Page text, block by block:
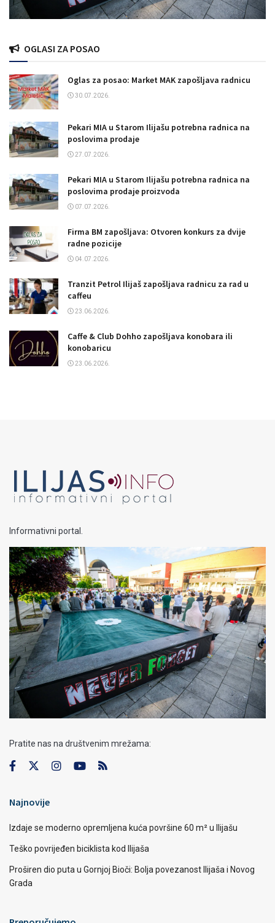
OGLASI ZA POSAO
Oglas za posao: Market MAK zapošljava radnicu
30.07.2026.
Pekari MIA u Starom Ilijašu potrebna radnica na
poslovima prodaje
27.07.2026.
Pekari MIA u Starom Ilijašu potrebna radnica na
poslovima prodaje proizvoda
07.07.2026.
Firma BM zapošljava: Otvoren konkurs za dvije
radne pozicije
04.07.2026.
Tranzit Petrol Ilijaš zapošljava radnicu za rad u
caffeu
23.06.2026.
Caffe & Club Dohho zapošljava konobara ili
konobaricu
23.06.2026.
Informativni portal.
Pratite nas na društvenim mrežama:
Najnovije
Izdaje se moderno opremljena kuća površine 60 m² u Ilijašu
Teško povrijeđen biciklista kod Ilijaša
Proširen dio puta u Gornjoj Bioči: Bolja povezanost Ilijaša i Novog
Grada